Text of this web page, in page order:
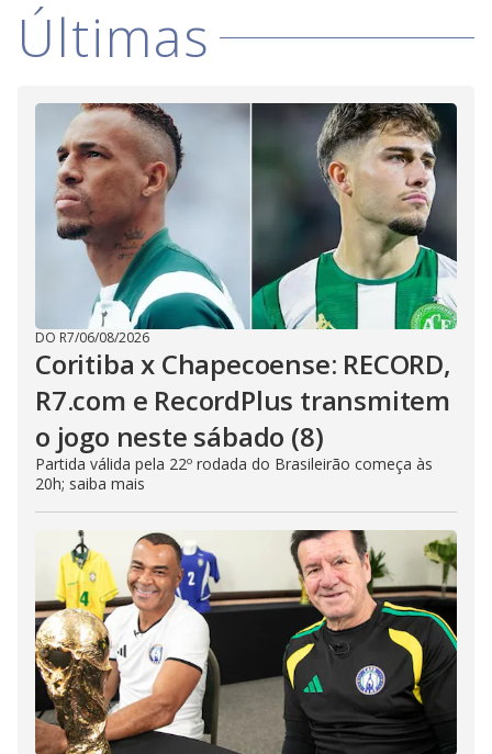
Últimas
DO R7/06/08/2026
Coritiba x Chapecoense: RECORD,
R7.com e RecordPlus transmitem
o jogo neste sábado (8)
Partida válida pela 22º rodada do Brasileirão começa às
20h; saiba mais